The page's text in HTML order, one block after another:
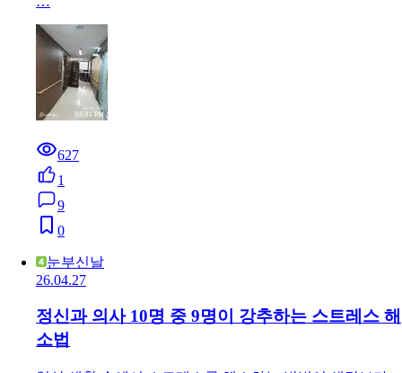
627
1
9
0
눈부신날
26.04.27
정신과 의사 10명 중 9명이 강추하는 스트레스 해
소법